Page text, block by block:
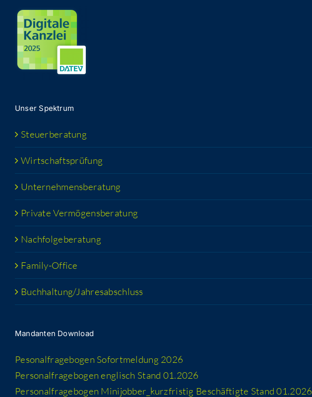
Unser Spek­trum
Steu­er­be­ra­tung
Wirt­schafts­prü­fung
Unter­neh­mens­be­ra­tung
Pri­va­te Vermögensberatung
Nach­fol­ge­be­ra­tung
Fami­­ly-Office
Buchhaltung/​​Jahresabschluss
Man­dan­ten Download
Peso­nal­fra­ge­bo­gen Sofort­mel­dung 2026
Per­so­nal­fra­ge­bo­gen eng­lisch Stand 01.2026
Per­so­nal­fra­ge­bo­gen Minijobber_​kurzfristig Beschäf­tig­te Stand 01.2026